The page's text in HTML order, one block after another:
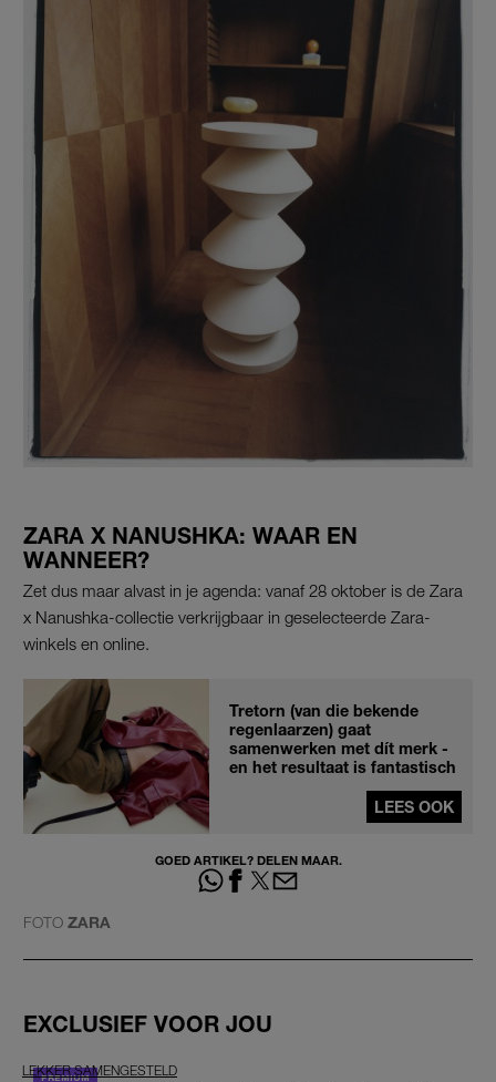
ZARA X NANUSHKA: WAAR EN
WANNEER?
Zet dus maar alvast in je agenda: vanaf 28 oktober is de Zara
x Nanushka-collectie verkrijgbaar in geselecteerde Zara-
winkels en online.
Tretorn (van die bekende
regenlaarzen) gaat
samenwerken met dít merk -
en het resultaat is fantastisch
LEES OOK
GOED ARTIKEL? DELEN MAAR.
FOTO ZARA
EXCLUSIEF VOOR JOU
LEKKER SAMENGESTELD